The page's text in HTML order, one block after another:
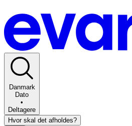
Danmark
Dato
•
Deltagere
Hvor skal det afholdes?